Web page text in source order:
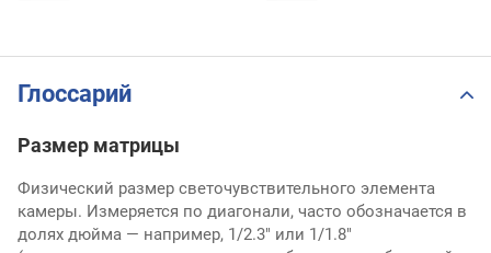
Глоссарий
Размер матрицы
Физический размер светочувствительного элемента
камеры. Измеряется по диагонали, часто обозначается в
долях дюйма — например, 1/2.3" или 1/1.8"